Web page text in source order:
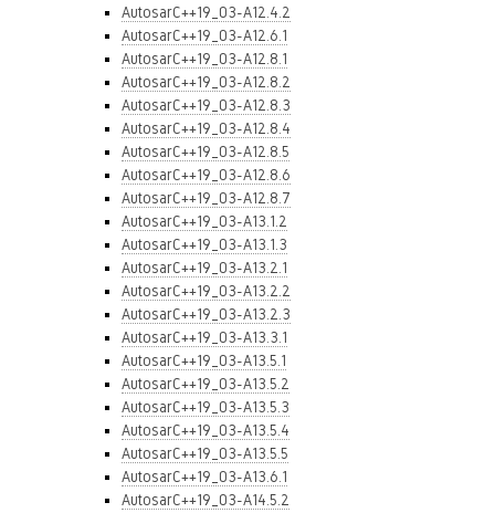
AutosarC++19_03-A12.4.2
AutosarC++19_03-A12.6.1
AutosarC++19_03-A12.8.1
AutosarC++19_03-A12.8.2
AutosarC++19_03-A12.8.3
AutosarC++19_03-A12.8.4
AutosarC++19_03-A12.8.5
AutosarC++19_03-A12.8.6
AutosarC++19_03-A12.8.7
AutosarC++19_03-A13.1.2
AutosarC++19_03-A13.1.3
AutosarC++19_03-A13.2.1
AutosarC++19_03-A13.2.2
AutosarC++19_03-A13.2.3
AutosarC++19_03-A13.3.1
AutosarC++19_03-A13.5.1
AutosarC++19_03-A13.5.2
AutosarC++19_03-A13.5.3
AutosarC++19_03-A13.5.4
AutosarC++19_03-A13.5.5
AutosarC++19_03-A13.6.1
AutosarC++19_03-A14.5.2